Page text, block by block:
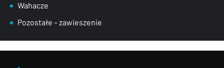
Wahacze
Pozostałe – zawieszenie